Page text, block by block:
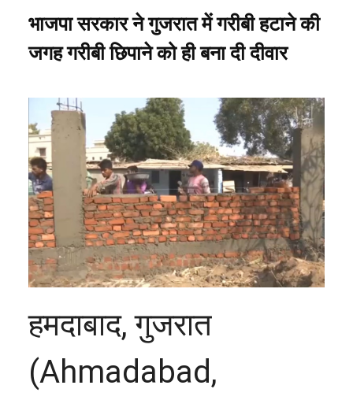
भाजपा सरकार ने गुजरात में गरीबी हटाने की
जगह गरीबी छिपाने को ही बना दी दीवार
हमदाबाद, गुजरात
(Ahmadabad,